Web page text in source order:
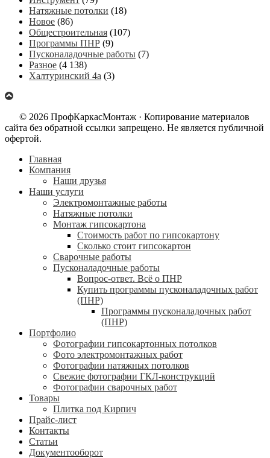
Натяжные потолки (18)
Новое (86)
Общестроительная (107)
Программы ПНР (9)
Пусконаладочные работы (7)
Разное (4 138)
Халтуринский 4а (3)
© 2026 ПрофКаркасМонтаж · Копирование материалов
сайта без обратной ссылки запрещено. Не является публичной
офертой.
Главная
Компания
Наши друзья
Наши услуги
Электромонтажные работы
Натяжные потолки
Монтаж гипсокартона
Стоимость работ по гипсокартону
Сколько стоит гипсокартон
Сварочные работы
Пусконаладочные работы
Вопрос-ответ. Всё о ПНР
Купить программы пусконаладочных работ
(ПНР)
Программы пусконаладочных работ
(ПНР)
Портфолио
Фотографии гипсокартонных потолков
Фото электромонтажных работ
Фотографии натяжных потолков
Свежие фотографии ГКЛ-конструкций
Фотографии сварочных работ
Товары
Плитка под Кирпич
Прайс-лист
Контакты
Статьи
Документооборот